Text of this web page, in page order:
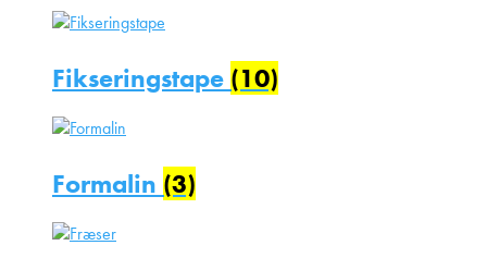
Fikseringstape (10)
Formalin (3)